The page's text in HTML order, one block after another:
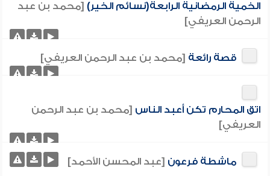
الخمية الرمضانية الرابعة(نسائم الخير) [محمد بن عبد
الرحمن العريفي]
قصة رائعة [محمد بن عبد الرحمن العريفي]
اتق المحارم تكن أعبد الناس [محمد بن عبد الرحمن
العريفي]
ماشطة فرعون [عبد المحسن الأحمد]